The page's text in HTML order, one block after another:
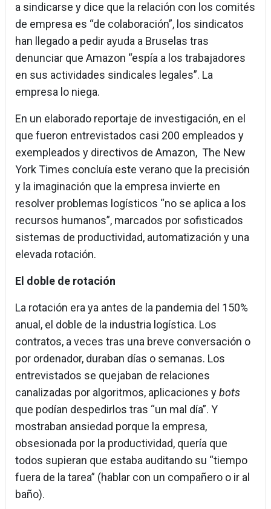
a sindicarse y dice que la relación con los comités
de empresa es “de colaboración”, los sindicatos
han llegado a pedir ayuda a Bruselas tras
denunciar que Amazon “espía a los trabajadores
en sus actividades sindicales legales”. La
empresa lo niega.
En un elaborado reportaje de investigación, en el
que fueron entrevistados casi 200 empleados y
exempleados y directivos de Amazon, The New
York Times concluía este verano que la precisión
y la imaginación que la empresa invierte en
resolver problemas logísticos “no se aplica a los
recursos humanos”, marcados por sofisticados
sistemas de productividad, automatización y una
elevada rotación.
El doble de rotación
La rotación era ya antes de la pandemia del 150%
anual, el doble de la industria logística. Los
contratos, a veces tras una breve conversación o
por ordenador, duraban días o semanas. Los
entrevistados se quejaban de relaciones
canalizadas por algoritmos, aplicaciones ybots
que podían despedirlos tras “un mal día”. Y
mostraban ansiedad porque la empresa,
obsesionada por la productividad, quería que
todos supieran que estaba auditando su “tiempo
fuera de la tarea” (hablar con un compañero o ir al
baño).